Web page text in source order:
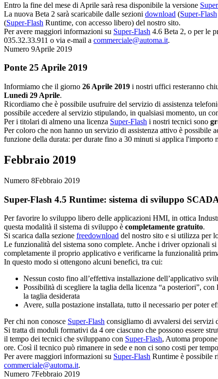
Entro la fine del mese di Aprile sarà resa disponibile la versione
La nuova Beta 2 sarà scaricabile dalle sezioni download (Super-Flash
(Super-Flash Runtime, con accesso libero) del nostro sito.
Per avere maggiori informazioni su Super-Flash 4.6 Beta 2, o per le
035.32.33.911 o via e-mail a commerciale@automa.it.
Numero 9Aprile 2019
Ponte 25 Aprile 2019
Informiamo che il giorno 26 Aprile 2019 i nostri uffici resteranno
Lunedì 29 Aprile.
Ricordiamo che è possibile usufruire del servizio di assistenza
possibile accedere al servizio stipulando, in qualsiasi momento, un
Per i titolari di almeno una licenza Super-Flash i nostri tecnici sono
Per coloro che non hanno un servizio di assistenza attivo è possibile
funzione della durata: per durate fino a 30 minuti si applica l'importo
Febbraio 2019
Numero 8Febbraio 2019
Super-Flash 4.5 Runtime: sistema di sviluppo
Per favorire lo sviluppo libero delle applicazioni HMI, in ottica
questa modalità il sistema di sviluppo è completamente gratuito.
Si scarica dalla sezione freedownload del nostro sito e si utilizza per
Le funzionalità del sistema sono complete. Anche i driver opzionali
completamente il proprio applicativo e verificarne la funzionalità
In questo modo si ottengono alcuni benefici, tra cui:
Nessun costo fino all’effettiva installazione dell’applicativo
Possibilità di scegliere la taglia della licenza “a posteriori”,
la taglia desiderata
Avere, sulla postazione installata, tutto il necessario per poter
Per chi non conosce Super-Flash consigliamo di avvalersi dei servizi
Si tratta di moduli formativi da 4 ore ciascuno che possono essere
il tempo dei tecnici che sviluppano con Super-Flash, Automa
ore. Così il tecnico può rimanere in sede e non ci sono costi per
Per avere maggiori informazioni su Super-Flash Runtime è possibile
commerciale@automa.it.
Numero 7Febbraio 2019